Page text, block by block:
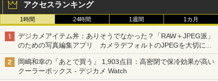
アクセスランキング
1時間 24時間 1週間 1カ月
デジカメアイテム丼：ありそうでなかった？「RAW＋JPEG派」
のための写真編集アプリ カメラデフォルトのJPEGを大切にす
る「Filmator」
岡嶋和幸の「あとで買う」 1,903点目：高密閉で保冷効果が高い
クーラーボックス - デジカメ Watch